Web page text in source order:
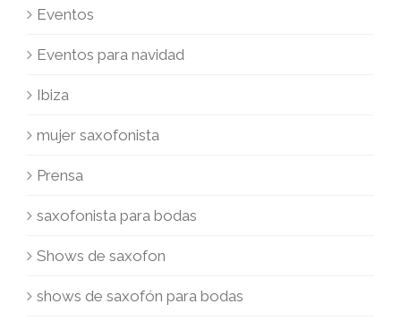
Eventos
Eventos para navidad
Ibiza
mujer saxofonista
Prensa
saxofonista para bodas
Shows de saxofon
shows de saxofón para bodas